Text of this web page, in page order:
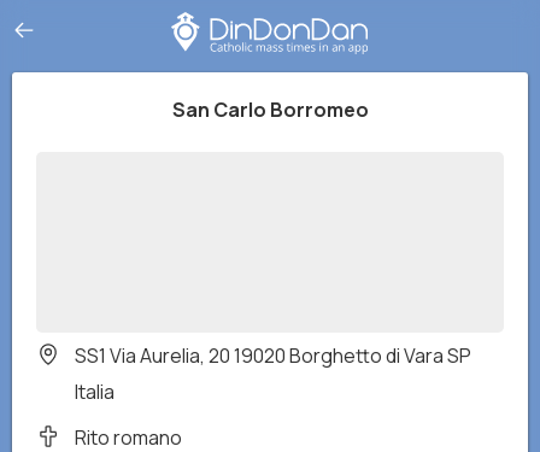
San Carlo Borromeo
SS1 Via Aurelia, 20 19020 Borghetto di Vara SP
Italia
Rito romano